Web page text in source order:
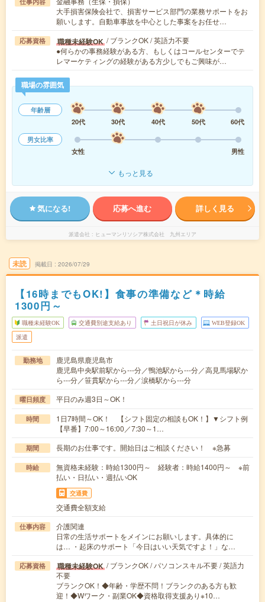
大手損害保険会社で、損害サービス部門の業務サポートをお
願いします。自動車事故を中心とした事案をお任せ…
応募資格 職種未経験OK / ブランクOK / 英語力不要
●何らかの事務経験がある方、もしくはコールセンターでテ
レマーケティングの経験がある方少しでもご興味が…
職場の雰囲気
年齢層
20代
30代 40代 50代
60代
男女比率
女性
男性
もっと見る
気になる! 応募へ進む 詳しく見る
派遣会社 ヒューマンリソシア株式会社 九州エリア
未読 掲載日 2026/07/29
【16時までもOK!】食事の準備など＊時給
1300円～
職種未経験OK 交通費別途支給あり 土日祝日が休み WEB登録OK
派遣
勤務地
鹿児島県鹿児島市
鹿児島中央駅前駅から---分／鴨池駅から---分／高見馬場駅か
ら---分／笹貫駅から---分／涙橋駅から---分
曜日頻度 平日のみ週3日～OK！
時間
1日7時間～OK！ 【シフト固定の相談もOK！】▼シフト例
【早番】7:00～16:00／7:30～1…
期間 長期のお仕事です。開始日はご相談ください！ ※急募
時給
無資格未経験：時給1300円～ 経験者：時給1400円～ ※前
払い・日払い・週払いOK
交通費
交通費全額支給
仕事内容
介護関連
日常の生活サポートをメインにお願いします。具体的に
は… ・起床のサポート「今日はいい天気ですよ！」な…
応募資格 職種未経験OK / ブランクOK / パソコンスキル不要 / 英語力
不要
ブランクOK！◆年齢・学歴不問！ブランクのある方も歓
迎！◆Wワーク・副業OK◆資格取得支援あり※10…